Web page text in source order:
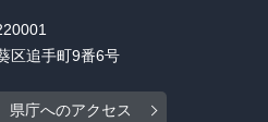
区追手町9番6号
県庁へのアクセス